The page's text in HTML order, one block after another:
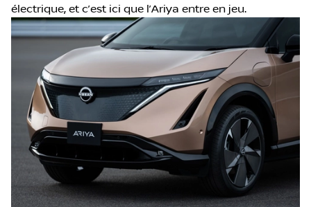
électrique, et c’est ici que l’Ariya entre en jeu.